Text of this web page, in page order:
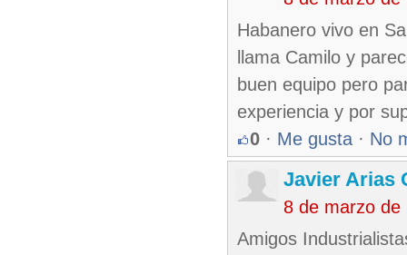
Habanero vivo en
llama Camilo y
buen equipo pero
experiencia y por
0 · Me gusta · No
Javier Arias
8 de marzo de
Amigos